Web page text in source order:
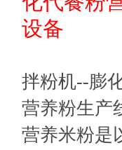
拌粉机--膨
营养粉生产
营养米粉是